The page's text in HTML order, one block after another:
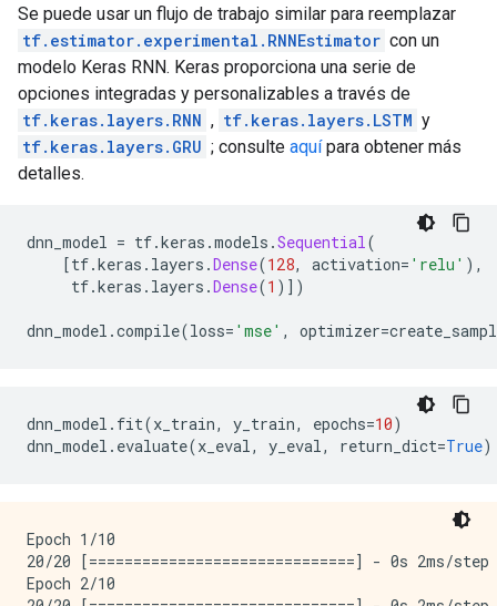
INFO:tensorflow:Loss for final step: 0.5881681.
INFO:tensorflow:Calling model_fn.
INFO:tensorflow:Calling model_fn.
INFO:tensorflow:Done calling model_fn.
INFO:tensorflow:Done calling model_fn.
INFO:tensorflow:Starting evaluation at 2022-01-
INFO:tensorflow:Starting evaluation at 2022-01-
INFO:tensorflow:Graph was finalized.
INFO:tensorflow:Restoring parameters from /tmp/
INFO:tensorflow:Restoring parameters from /tmp/
INFO:tensorflow:Running local_init_op.
INFO:tensorflow:Running local_init_op.
INFO:tensorflow:Done running local_init_op.
INFO:tensorflow:Done running local_init_op.
INFO:tensorflow:Evaluation [1/10]
INFO:tensorflow:Evaluation [3/10]
INFO:tensorflow:Evaluation [3/10]
INFO:tensorflow:Evaluation [5/10]
INFO:tensorflow:Evaluation [6/10]
INFO:tensorflow:Evaluation [6/10]
Se puede usar un flujo de trabajo similar para reemplazar
tf.estimator.experimental.RNNEstimator con un
modelo Keras RNN. Keras proporciona una serie de
opciones integradas y personalizables a través de
tf.keras.layers.RNN , tf.keras.layers.LSTM y
tf.keras.layers.GRU ; consulte aquípara obtener más
detalles.
dnn_model = tf.keras .models .Sequential(
[tf.keras . layers .Dense(128, activation= 'relu' ),
tf.keras . layers .Dense(1 )])
dnn_model .compile(loss= 'mse' , optimizer=
dnn_model . fit(x_train, y_train, epochs=10)
dnn_model . evaluate(x_eval, y_eval, return_dict=True)
Epoch 1/10
20/20 [==============================] - 0s
Epoch 2/10